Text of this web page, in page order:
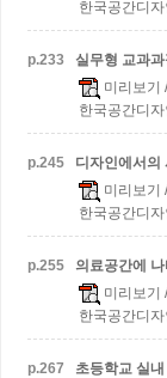
한국공간디
p.233 실무형 교과
미리보기
한국공간디
p.245
디자인에서의
미리보기
한국공간디
p.255 의료공간에
미리보기
한국공간디
p.267 초등학교 실